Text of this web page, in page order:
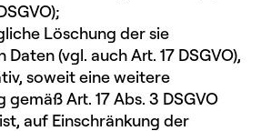
Löschung der sie
(vgl. auch Art. 17 DSGVO),
soweit eine weitere
Art. 17 Abs. 3 DSGVO
auf Einschränkung der